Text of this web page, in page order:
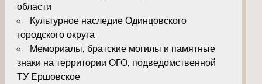
области
Культурное наследие Одинцовского
городского округа
Мемориалы, братские могилы и памятные
знаки на территории ОГО, подведомственной
ТУ Ершовское